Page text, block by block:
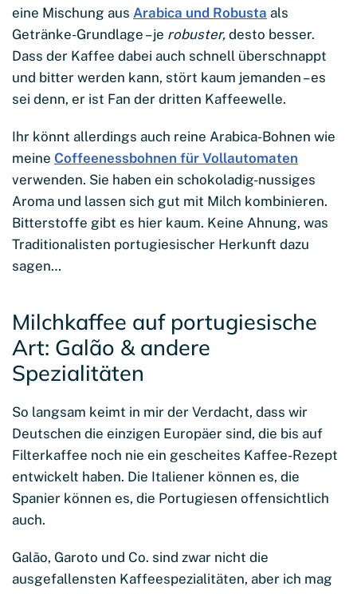
eine Mischung aus Arabica und Robusta als
Getränke-Grundlage – je robuster, desto besser.
Dass der Kaffee dabei auch schnell überschnappt
und bitter werden kann, stört kaum jemanden – es
sei denn, er ist Fan der dritten Kaffeewelle.
Ihr könnt allerdings auch reine Arabica-Bohnen wie
meine Coffeenessbohnen für Vollautomaten
verwenden. Sie haben ein schokoladig-nussiges
Aroma und lassen sich gut mit Milch kombinieren.
Bitterstoffe gibt es hier kaum. Keine Ahnung, was
Traditionalisten portugiesischer Herkunft dazu
sagen…
Milchkaffee auf portugiesische
Art: Galão & andere
Spezialitäten
So langsam keimt in mir der Verdacht, dass wir
Deutschen die einzigen Europäer sind, die bis auf
Filterkaffee noch nie ein gescheites Kaffee-Rezept
entwickelt haben. Die Italiener können es, die
Spanier können es, die Portugiesen offensichtlich
auch.
Galão, Garoto und Co. sind zwar nicht die
ausgefallensten Kaffeespezialitäten, aber ich mag